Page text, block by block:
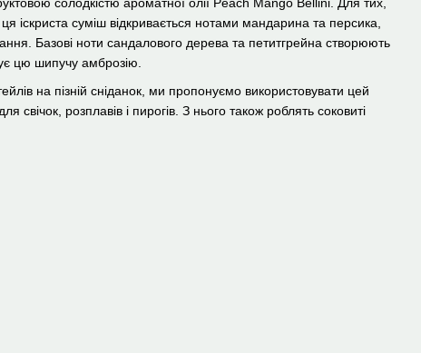
солодкістю ароматної олії Peach Mango Bellini. Для тих,
іскриста суміш відкривається нотами мандарина та персика,
Базові ноти сандалового дерева та петитгрейна створюють
цю шипучу амброзію.
на пізній сніданок, ми пропонуємо використовувати цей
свічок, розплавів і пирогів. З нього також роблять соковиті